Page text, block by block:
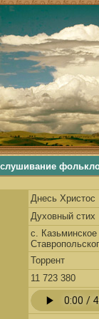
музыки, поиск фольклора, искать песни, как пели
Днесь Христос
Духовный стих
с. Казьминское
Торрент
11 723 380